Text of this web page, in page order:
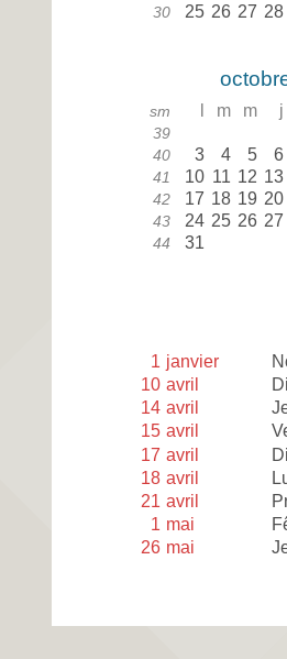
30 25 26 27 28
sm m m j
39
40 3 4 5 6
41 10 11 12 13
42 17 18 19 20
43 24 25 26 27
44 31
1 janvier
10 avril
14 avril
15 avril
17 avril
18 avril
21 avril
1 mai
26 mai